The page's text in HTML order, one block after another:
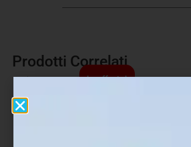
Prodotti Correlati
In offerta!